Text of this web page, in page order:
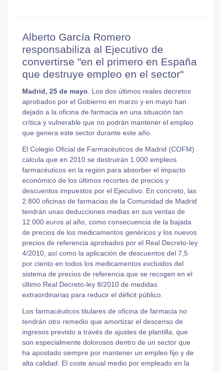
Alberto García Romero
responsabiliza al Ejecutivo de
convertirse "en el primero en España
que destruye empleo en el sector"
Madrid, 25 de mayo . Los dos últimos reales decretos
aprobados por el Gobierno en marzo y en mayo han
dejado a la oficina de farmacia en una situación tan
crítica y vulnerable que no podrán mantener el empleo
que genera este sector durante este año.
El Colegio Oficial de Farmacéuticos de Madrid (COFM)
calcula que en 2010 se destruirán 1.000 empleos
farmacéuticos en la región para absorber el impacto
económico de los últimos recortes de precios y
descuentos impuestos por el Ejecutivo. En concreto, las
2.800 oficinas de farmacias de la Comunidad de Madrid
tendrán unas deducciones medias en sus ventas de
12.000 euros al año, como consecuencia de la bajada
de precios de los medicamentos genéricos y los nuevos
precios de referencia aprobados por el Real Decreto-ley
4/2010, así como la aplicación de descuentos del 7,5
por ciento en todos los medicamentos excluidos del
sistema de precios de referencia que se recogen en el
último Real Decreto-ley 8/2010 de medidas
extraordinarias para reducir el déficit público.
Los farmacéuticos titulares de oficina de farmacia no
tendrán otro remedio que amortizar el descenso de
ingresos previsto a través de ajustes de plantilla, que
son especialmente dolorosos dentro de un sector que
ha apostado siempre por mantener un empleo fijo y de
alta calidad. El coste anual medio por empleado en la